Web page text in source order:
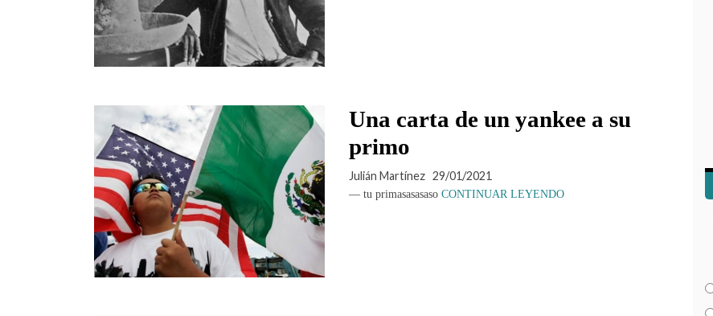
Una carta de un yankee a su
primo
Julián Martínez 29/01/2021
— tu primasasasaso CONTINUAR LEYENDO